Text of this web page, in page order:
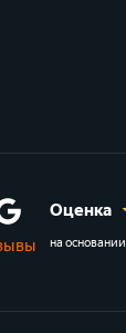
Оценка
на основании